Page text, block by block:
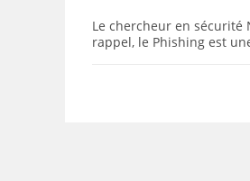
Le chercheur en
rappel, le Phishing est